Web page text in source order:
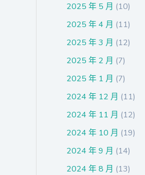
2025 年 5 月 (10)
2025 年 4 月 (11)
2025 年 3 月 (12)
2025 年 2 月 (7)
2025 年 1 月 (7)
2024 年 12 月 (11)
2024 年 11 月 (12)
2024 年 10 月 (19)
2024 年 9 月 (14)
2024 年 8 月 (13)